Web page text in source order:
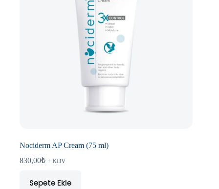
Nociderm AP Cream (75 ml)
830,00₺ + KDV
Sepete Ekle